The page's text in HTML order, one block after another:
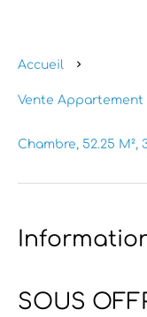
Accueil
Vente Appartement
Chambre, 52.25 M²,
SOUS